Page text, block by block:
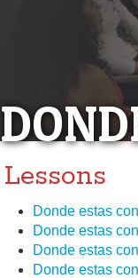
Lessons
Donde estas
Donde estas
Donde estas
Donde estas